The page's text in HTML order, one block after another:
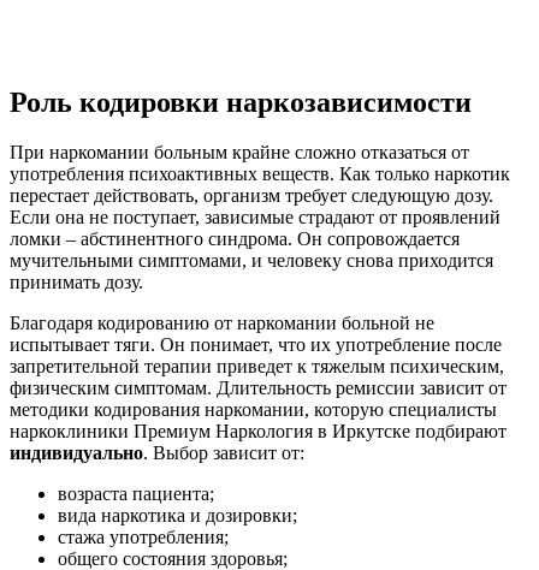
Роль кодировки наркозависимости
При наркомании больным крайне сложно отказаться от
употребления психоактивных веществ. Как только наркотик
перестает действовать, организм требует следующую дозу.
Если она не поступает, зависимые страдают от проявлений
ломки – абстинентного синдрома. Он сопровождается
мучительными симптомами, и человеку снова приходится
принимать дозу.
Благодаря кодированию от наркомании больной не
испытывает тяги. Он понимает, что их употребление после
запретительной терапии приведет к тяжелым психическим,
физическим симптомам. Длительность ремиссии зависит от
методики кодирования наркомании, которую специалисты
наркоклиники Премиум Наркология в Иркутске подбирают
индивидуально. Выбор зависит от:
возраста пациента;
вида наркотика и дозировки;
стажа употребления;
общего состояния здоровья;